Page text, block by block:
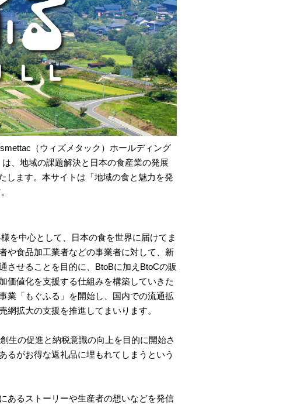
（ウィズメタック）ホールディング
、地域の課題解決と日本の食産業の発展
します。本サイトは「地域の食と魅力を発
を中心として、日本の食を世界に届けてま
や食品加工業者などの事業者に対して、新
させることを目的に、BtoBに加えBtoCの販
価値化を支援する仕組みを構築していきた
業「もぐふる」を開始し、国内での流通拡
拡大の支援を推進してまいります。
生の促進と納税意識の向上を目的に開始さ
るがお得な返礼品に埋もれてしまうという
あるストーリーや生産者の想いなどを発信